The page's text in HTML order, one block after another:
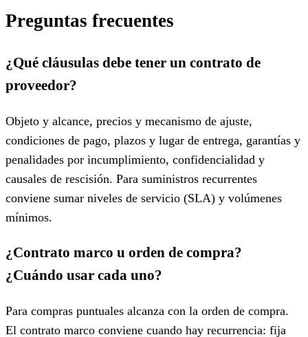
Preguntas frecuentes
¿Qué cláusulas debe tener un contrato de
proveedor?
Objeto y alcance, precios y mecanismo de ajuste,
condiciones de pago, plazos y lugar de entrega, garantías y
penalidades por incumplimiento, confidencialidad y
causales de rescisión. Para suministros recurrentes
conviene sumar niveles de servicio (SLA) y volúmenes
mínimos.
¿Contrato marco u orden de compra?
¿Cuándo usar cada uno?
Para compras puntuales alcanza con la orden de compra.
El contrato marco conviene cuando hay recurrencia: fija